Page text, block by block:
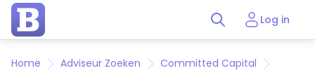
Log in
Home Adviseur Zoeken
Committed Capital